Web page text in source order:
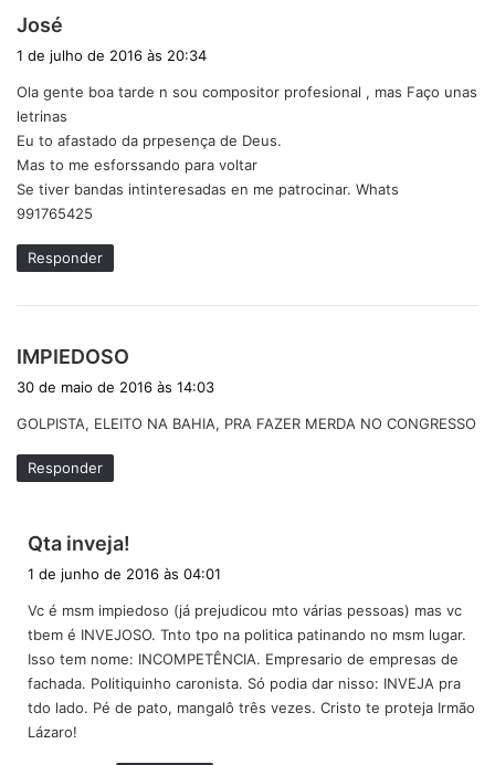
José
s
e
:
1 de julho de 2016 às 20:34
Ola gente boa tarde n sou compositor profesional , mas Faço unas
letrinas
Eu to afastado da prpesença de Deus.
Mas to me esforssando para voltar
Se tiver bandas intinteresadas en me patrocinar. Whats
991765425
Responder
IMPIEDOSO
s
30 de maio de 2016 às 14:03
GOLPISTA, ELEITO NA BAHIA, PRA FAZER MERDA NO CONGRESSO
Responder
Qta inveja!
s
e
:
1 de junho de 2016 às 04:01
Vc é msm impiedoso (já prejudicou mto várias pessoas) mas vc
tbem é INVEJOSO. Tnto tpo na politica patinando no msm lugar.
Isso tem nome: INCOMPETÊNCIA. Empresario de empresas de
fachada. Politiquinho caronista. Só podia dar nisso: INVEJA pra
tdo lado. Pé de pato, mangalô três vezes. Cristo te proteja Irmão
Lázaro!